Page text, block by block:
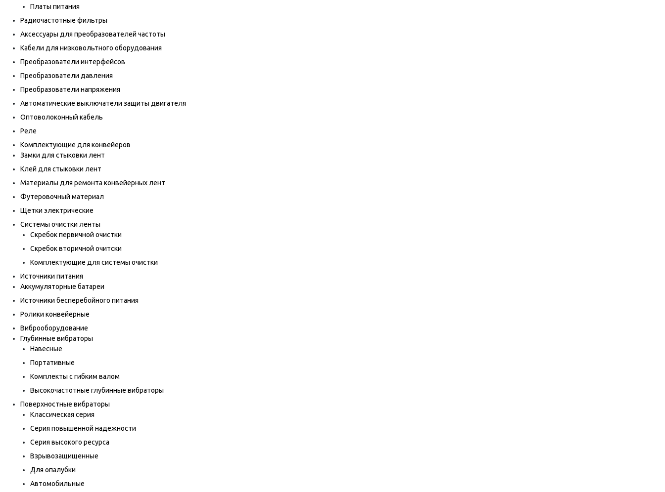
Платы питания
Радиочастотные фильтры
Аксессуары для преобразователей частоты
Кабели для низковольтного оборудования
Преобразователи интерфейсов
Преобразователи давления
Преобразователи напряжения
Автоматические выключатели защиты двигателя
Оптоволоконный кабель
Реле
Комплектующие для конвейеров
Замки для стыковки лент
Клей для стыковки лент
Материалы для ремонта конвейерных лент
Футеровочный материал
Щетки электрические
Системы очистки ленты
Скребок первичной очистки
Скребок вторичной очитски
Комплектующие для системы очистки
Источники питания
Аккумуляторные батареи
Источники бесперебойного питания
Ролики конвейерные
Виброоборудование
Глубинные вибраторы
Навесные
Портативные
Комплекты с гибким валом
Высокочастотные глубинные вибраторы
Поверхностные вибраторы
Классическая серия
Серия повышенной надежности
Серия высокого ресурса
Взрывозащищенные
Для опалубки
Автомобильные